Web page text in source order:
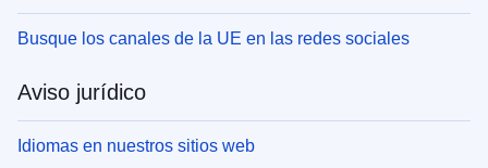
Busque los canales de la UE en las redes sociales
Aviso jurídico
Idiomas en nuestros sitios web